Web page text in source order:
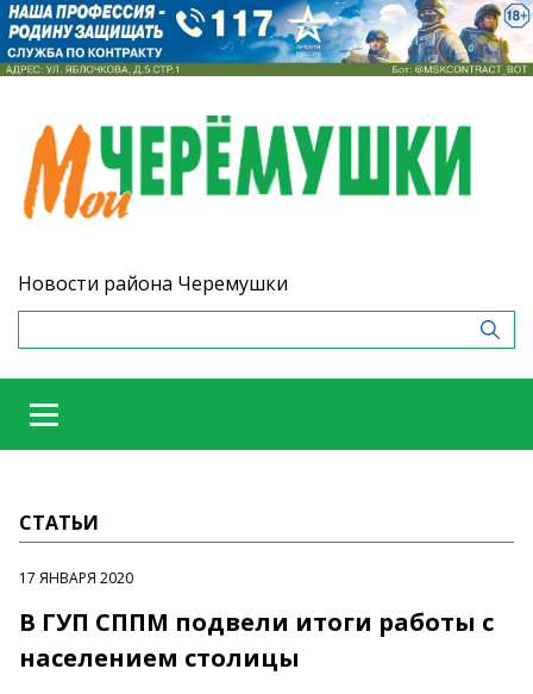
Новости района Черемушки
СТАТЬИ
17 ЯНВАРЯ 2020
В ГУП СППМ подвели итоги работы с
населением столицы